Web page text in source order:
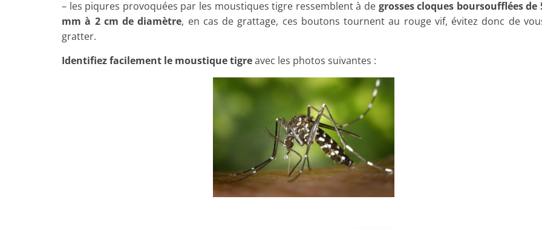
– les piqures provoquées par les moustiques tigre ressemblent à de grosses cloques boursoufflées de
mm à 2 cm de diamètre, en cas de grattage, ces boutons tournent au rouge vif, évitez donc de
gratter.
Identifiez facilement le moustique tigreavec les photos suivantes :